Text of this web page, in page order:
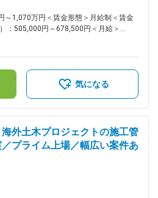
きました。現在事業拡大のため、2000
しており、10か年計画の「西松
シンガポールのいずれかのエリアにて施
務内容： 海外の土木工
りたい方、より幅広い分野で挑戦した
クトの責任者（所長）として活躍したい
っております。 ■組織構成： 海
いる土木部門の人数：35名 海外案件の
の拠点がシンガポールにございます。
、フィリピン（12名）、バングラディ
リア（1～3名） ■海外勤務に関
任時の支度金：10万～15万 ・海外保
当あり ・家族帯同可 ・給与受け取り：
1229, Philippines Unit 303, GCCP
受動喫煙対策：敷地内喫煙可能場
～1,070万円＜賃金形態＞月給制＜賃金
：505,000円～678,500円＜月給＞
：1070万／42歳：1150万※地域限定職
年収から7割程度の提示になります。賃
金額であり、選考を通じて上下する可能
気になる
海外土木プロジェクトの施工管
プライム上場／幅広い案件あ